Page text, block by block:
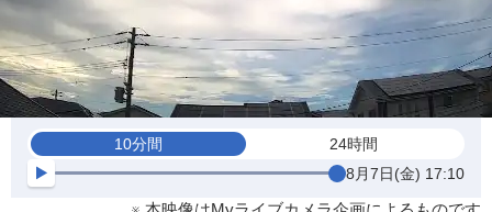
10分間
24時間
8月7日(金) 17:10